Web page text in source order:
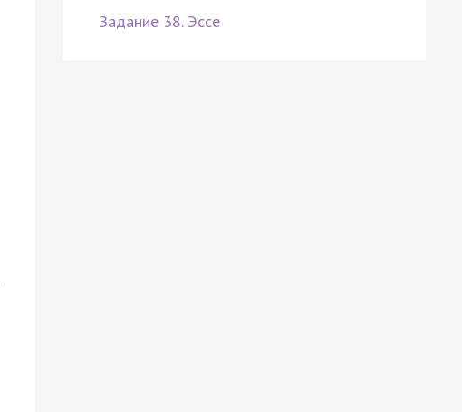
Задание 38. Эссе